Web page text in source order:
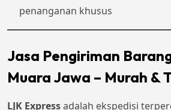
penanganan khusus
Jasa Pengiriman
Muara Jawa – Murah &
LJK Expressadalah ekspedisi